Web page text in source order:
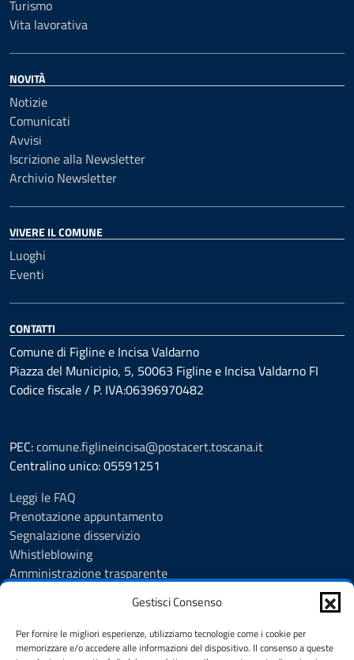
Gestisci Consenso
Per fornire le migliori esperienze, utilizziamo tecnologie come i cookie per
memorizzare e/o accedere alle informazioni del dispositivo. Il consenso a queste
Turismo
Vita lavorativa
NOVITÀ
Notizie
Comunicati
Avvisi
Iscrizione alla Newsletter
Archivio Newsletter
VIVERE IL COMUNE
Luoghi
Eventi
CONTATTI
Comune di Figline e Incisa Valdarno
Piazza del Municipio, 5, 50063 Figline e Incisa Valdarno FI
Codice fiscale / P. IVA:06396970482
PEC:comune.figlineincisa@postacert.toscana.it
Centralino unico: 05591251
Leggi le FAQ
Prenotazione appuntamento
Segnalazione disservizio
Whistleblowing
Amministrazione trasparente
Albo Pretorio
Cookie Policy